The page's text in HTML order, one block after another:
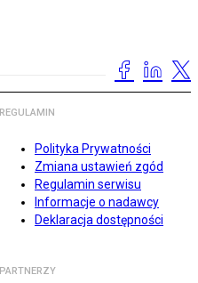
REGULAMIN
Polityka Prywatności
Zmiana ustawień zgód
Regulamin serwisu
Informacje o nadawcy
Deklaracja dostępności
PARTNERZY